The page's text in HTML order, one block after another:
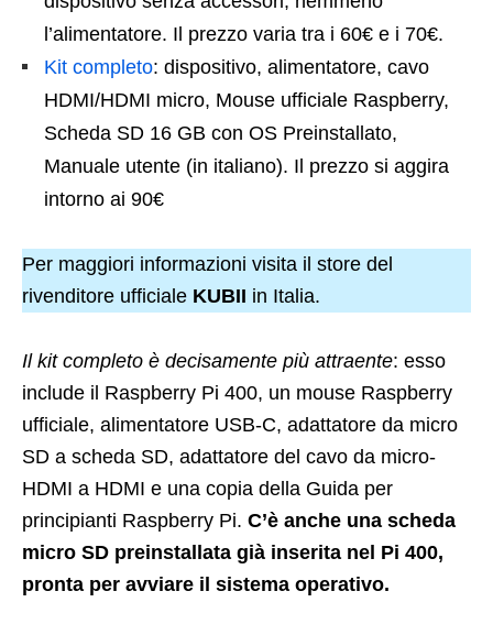
l’alimentatore. Il prezzo varia tra i 60€ e i 70€.
Kit completo: dispositivo, alimentatore, cavo
HDMI/HDMI micro, Mouse ufficiale Raspberry,
Scheda SD 16 GB con OS Preinstallato,
Manuale utente (in italiano). Il prezzo si aggira
intorno ai 90€
Per maggiori informazioni visita il store del
rivenditore ufficiale KUBII in Italia.
Il kit completo è decisamente più attraente: esso
include il Raspberry Pi 400, un mouse Raspberry
ufficiale, alimentatore USB-C, adattatore da micro
SD a scheda SD, adattatore del cavo da micro-
HDMI a HDMI e una copia della Guida per
principianti Raspberry Pi. C’è anche una scheda
micro SD preinstallata già inserita nel Pi 400,
pronta per avviare il sistema operativo.